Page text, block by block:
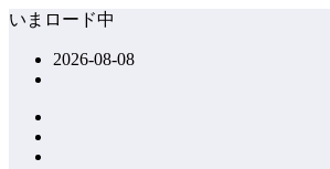
コ
いまロード中
2026-08-08